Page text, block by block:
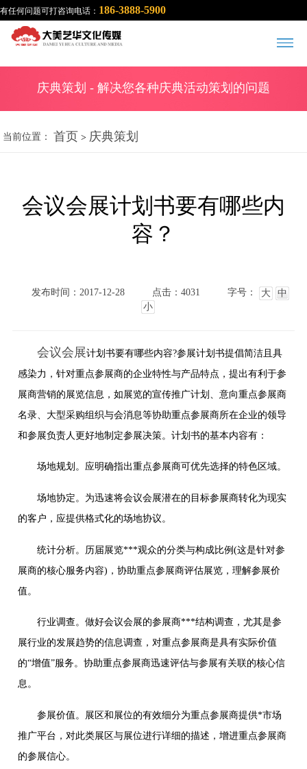
有任何问题可打咨询电话： 186-3888-5900
庆典策划 - 解决您各种庆典活动策划的问题
当前位置： 首页 > 庆典策划
会议会展计划书要有哪些内
容？
发布时间：2017-12-28 点击：4031 字号： 大
中
小
会议会展计划书要有哪些内容?参展计划书提倡简洁且具
感染力，针对重点参展商的企业特性与产品特点，提出有利于参
展商营销的展览信息，如展览的宣传推广计划、意向重点参展商
名录、大型采购组织与会消息等协助重点参展商所在企业的领导
和参展负责人更好地制定参展决策。计划书的基本内容有：
场地规划。应明确指出重点参展商可优先选择的特色区域。
场地协定。为迅速将会议会展潜在的目标参展商转化为现实
的客户，应提供格式化的场地协议。
统计分析。历届展览***观众的分类与构成比例(这是针对参
展商的核心服务内容)，协助重点参展商评估展览，理解参展价
值。
行业调查。做好会议会展的参展商***结构调查，尤其是参
展行业的发展趋势的信息调查，对重点参展商是具有实际价值
的“增值”服务。协助重点参展商迅速评估与参展有关联的核心信
息。
参展价值。展区和展位的有效细分为重点参展商提供*市场
推广平台，对此类展区与展位进行详细的描述，增进重点参展商
的参展信心。